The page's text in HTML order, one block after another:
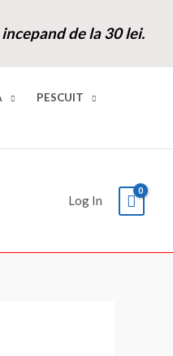
de la 30 lei.
PESCUIT
Log In